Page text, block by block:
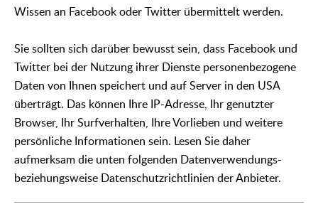
Wissen an Facebook oder Twitter übermittelt werden.
Sie sollten sich darüber bewusst sein, dass Facebook und
Twitter bei der Nutzung ihrer Dienste personenbezogene
Daten von Ihnen speichert und auf Server in den USA
überträgt. Das können Ihre IP-Adresse, Ihr genutzter
Browser, Ihr Surfverhalten, Ihre Vorlieben und weitere
persönliche Informationen sein. Lesen Sie daher
aufmerksam die unten folgenden Datenverwendungs-
beziehungsweise Datenschutzrichtlinien der Anbieter.